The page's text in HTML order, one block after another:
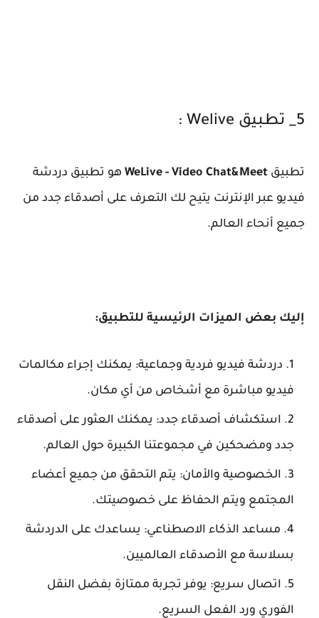
5_ تطبيق Welive :
تطبيق WeLive - Video Chat&Meet هو تطبيق دردشة
فيديو عبر الإنترنت يتيح لك التعرف على أصدقاء جدد من
جميع أنحاء العالم.
إليك بعض الميزات الرئيسية للتطبيق:
دردشة فيديو فردية وجماعية: يمكنك إجراء مكالمات
فيديو مباشرة مع أشخاص من أي مكان.
استكشاف أصدقاء جدد: يمكنك العثور على أصدقاء
جدد ومضحكين في مجموعتنا الكبيرة حول العالم.
الخصوصية والأمان: يتم التحقق من جميع أعضاء
المجتمع ويتم الحفاظ على خصوصيتك.
مساعد الذكاء الاصطناعي: يساعدك على الدردشة
بسلاسة مع الأصدقاء العالميين.
اتصال سريع: يوفر تجربة ممتازة بفضل النقل
الفوري ورد الفعل السريع.